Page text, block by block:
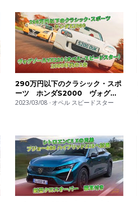
290万円以下のクラシック・スポ
ーツ ホンダS2000 ヴォグゾ
ールVX220（オペル・スピード
2023/03/08 オペル スピードスター